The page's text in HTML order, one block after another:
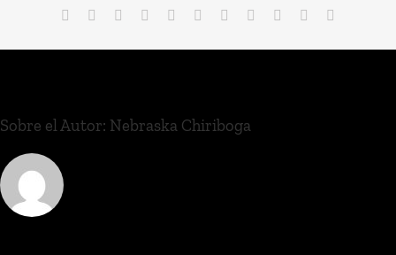
Sobre el Autor: Nebraska Chiriboga